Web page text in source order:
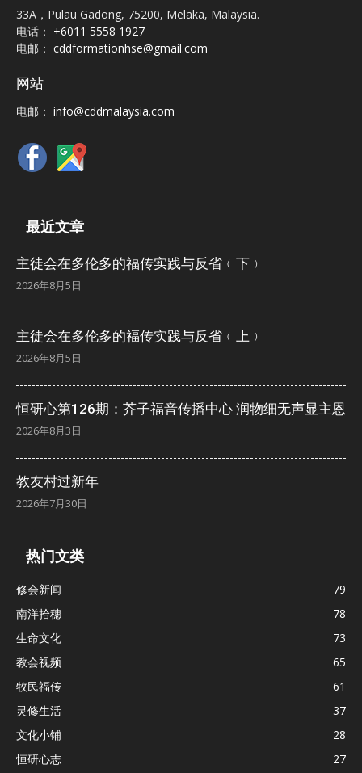
33A，Pulau Gadong, 75200, Melaka, Malaysia.
电话： +6011 5558 1927
电邮： cddformationhse@gmail.com
网站
电邮： info@cddmalaysia.com
最近文章
主徒会在多伦多的福传实践与反省﹙下﹚
2026年8月5日
主徒会在多伦多的福传实践与反省﹙上﹚
2026年8月5日
恒研心第126期：芥子福音传播中心 润物细无声显主恩
2026年8月3日
教友村过新年
2026年7月30日
热门文类
修会新闻
79
南洋拾穗
78
生命文化
73
教会视频
65
牧民福传
61
灵修生活
37
文化小铺
28
恒研心志
27